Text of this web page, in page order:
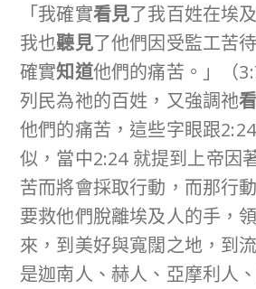
「我確實看見了我百姓在埃
我也聽見了他們因受監工苦
確實知道他們的痛苦。」（
列民為祂的百姓，又強調祂
他們的痛苦，這些字眼跟
似，當中2:24 就提到上帝因
苦而將會採取行動，而那行
要救他們脫離埃及人的手，
來，到美好與寬闊之地，到
是迦南人、赫人、亞摩利人